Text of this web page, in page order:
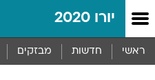
יורו 2020
ראשי חדשות מבזקים